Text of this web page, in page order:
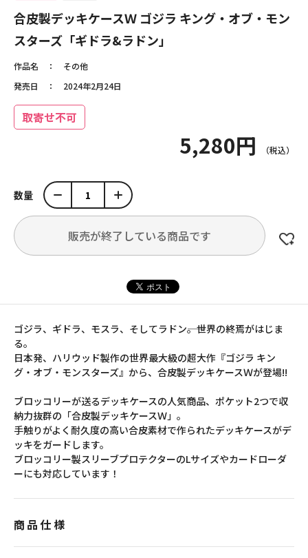
合皮製デッキケースＷ ゴジラ キング・オブ・モン
スターズ「ギドラ&ラドン」
作品名
その他
発売日
2024年2月24日
取寄せ不可
5,280円
数量
販売が終了している商品です
ゴジラ、ギドラ、モスラ、そしてラドン――。世界の終焉がはじま
る。
日本発、ハリウッド製作の世界最大級の超大作『ゴジラ キン
グ・オブ・モンスターズ』から、合皮製デッキケースＷが登場!!
ブロッコリーが送るデッキケースの人気商品、ポケット2つで収
納力抜群の「合皮製デッキケースＷ」。
手触りがよく耐久度の高い合皮素材で作られたデッキケースがデ
ッキをガードします。
ブロッコリー製スリーブプロテクターのLサイズやカードローダ
ーにも対応しています！
商品仕様